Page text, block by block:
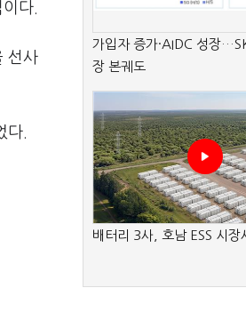
다.
선사
다.
가입자 증가·AIDC 성장
장 본궤도
배터리 3사, 호남 ESS 시장